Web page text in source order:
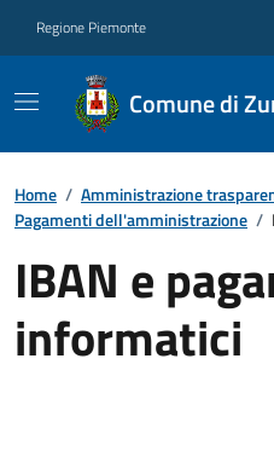
Regione Piemonte
Comune di
Home / Amministrazione
Pagamenti dell'amministrazione /
IBAN e
informatici